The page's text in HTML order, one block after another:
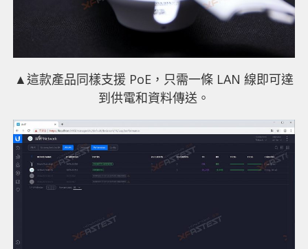
▲這款產品同樣支援 PoE，只需一條 LAN 線即可達
到供電和資料傳送。